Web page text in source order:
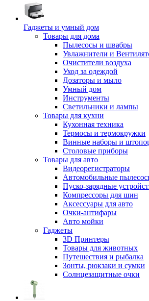
Гаджеты и умный дом
Товары для дома
Пылесосы и швабры
Увлажнители и
Очистители воздуха
Уход за одеждой
Дозаторы и мыло
Умный дом
Инструменты
Светильники и лампы
Товары для кухни
Кухонная техника
Термосы и термокружки
Винные наборы и
Столовые приборы
Товары для авто
Видеорегистраторы
Автомобильные
Пуско-зарядные
Компрессоры для шин
Аксессуары для авто
Очки-антифары
Авто мойки
Гаджеты
3D Принтеры
Товары для животных
Путешествия и рыбалка
Зонты, рюкзаки и сумки
Солнцезащитные очки